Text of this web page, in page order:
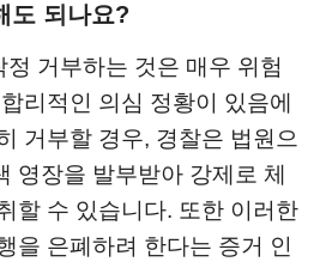
도 되나요?
정 거부하는 것은 매우 위험
리적인 의심 정황이 있음에
거부할 경우, 경찰은 법원으
영장을 발부받아 강제로 체
할 수 있습니다. 또한 이러한
을 은폐하려 한다는 증거 인